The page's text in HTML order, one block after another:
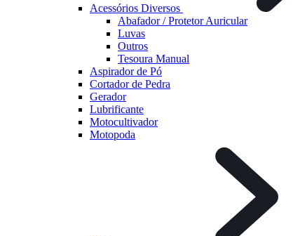
Acessórios Diversos
Abafador / Protetor Auricular
Luvas
Outros
Tesoura Manual
Aspirador de Pó
Cortador de Pedra
Gerador
Lubrificante
Motocultivador
Motopoda